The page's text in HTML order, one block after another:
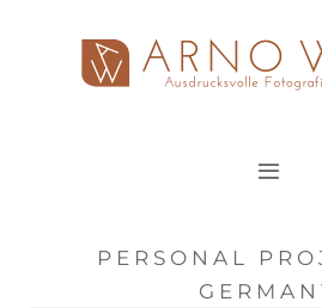
springen
PERSONAL